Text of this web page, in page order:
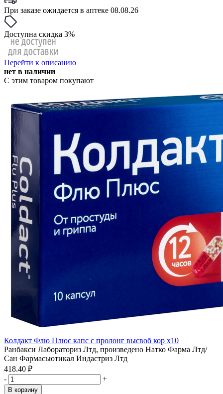
При заказе ожидается в аптеке 08.08.26
Доступна скидка 3%
Перейти к описанию
нет в наличии
С этим товаром покупают
Колдакт Флю Плюс капс с пролонг высвоб кор x10
Ранбакси Лабораториз Лтд, произведено Натко Фарма Лтд/
Сан Фармасьютикал Индастриз Лтд
418.40 ₽
-
+
В корзину